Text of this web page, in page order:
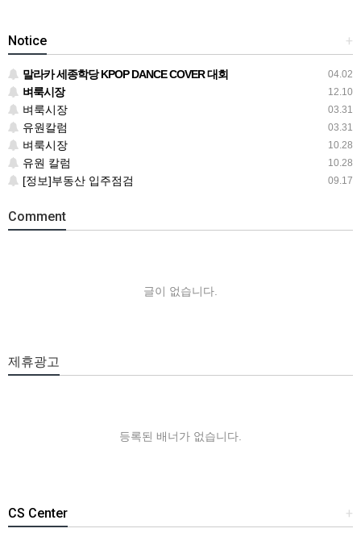
+
Notice
04.02
말라카 세종학당 KPOP DANCE COVER 대회
12.10
벼룩시장
03.31
벼룩시장
03.31
유원칼럼
10.28
벼룩시장
10.28
유원 칼럼
09.17
[정보]부동산 입주점검
Comment
글이 없습니다.
제휴광고
등록된 배너가 없습니다.
+
CS Center